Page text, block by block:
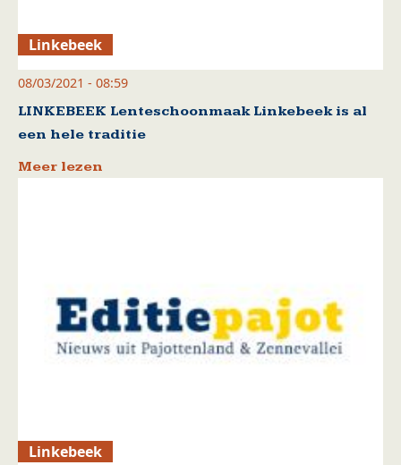
Linkebeek
08/03/2021 - 08:59
LINKEBEEK Lenteschoonmaak Linkebeek is al
een hele traditie
Meer lezen
Linkebeek